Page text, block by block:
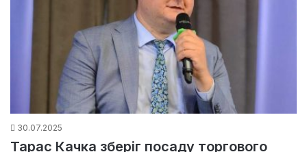
30.07.2025
Тарас Качка зберіг посаду торгового